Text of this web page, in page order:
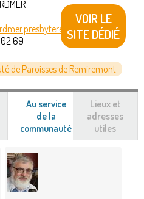
69
de Paroisses de Remiremont
VOIR LE
SITE DÉDIÉ
Au service
de la
communauté (onglet
Lieux et
adresses
utiles